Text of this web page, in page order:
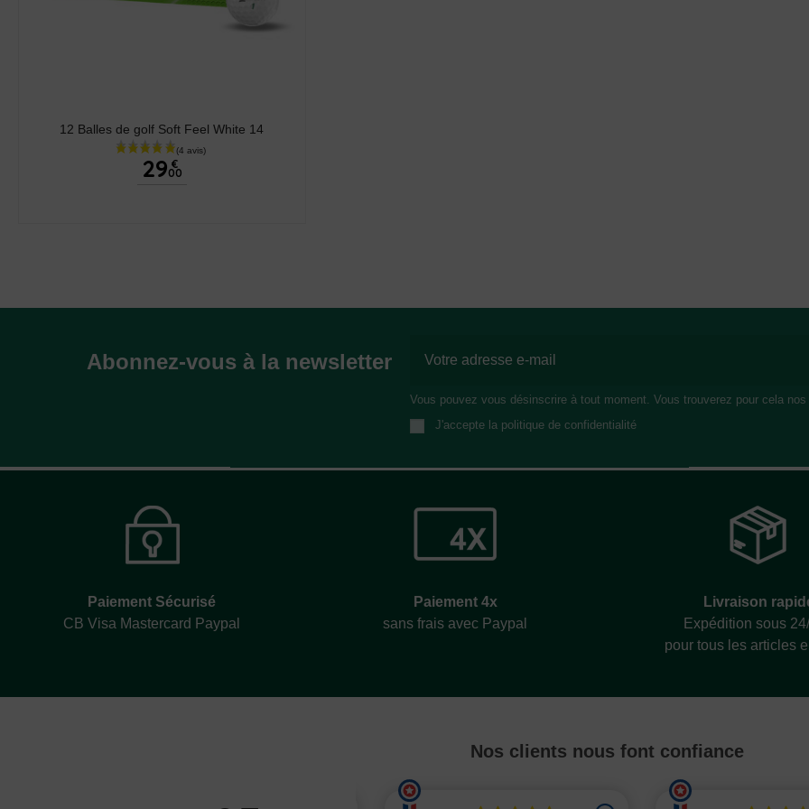
12 Balles de golf Soft Feel White 14
29 €
00
Abonnez-vous à la newsletter
Vous pouvez vous désinscrire à tout moment. Vous trouverez pour cela
J'accepte la politique de confidentialité
Paiement Sécurisé
CB Visa Mastercard Paypal
Paiement 4x
sans frais avec Paypal
Livraison
Expédition sous
pour tous les articles
Nos clients nous font confiance